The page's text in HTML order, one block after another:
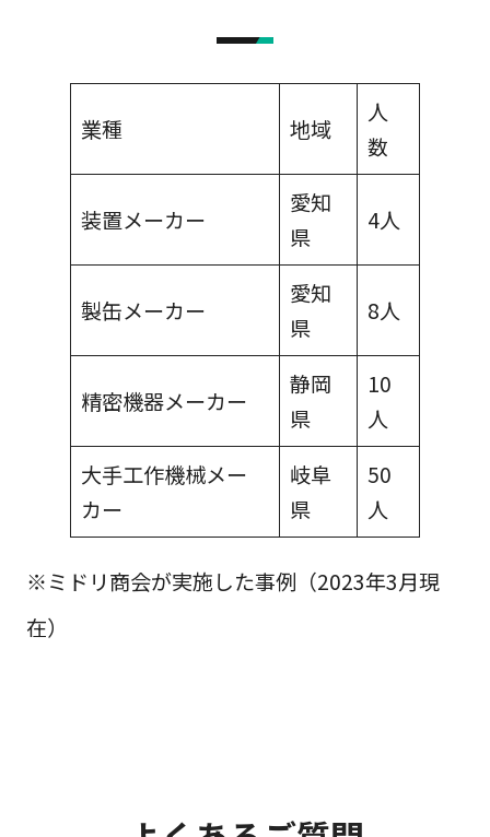
業種 地域
人
数
装置メーカー
愛知
県
4人
製缶メーカー
愛知
県
8人
精密機器メーカー
静岡
県
10
人
大手工作機械メー
カー
岐阜
県
50
人
※ミドリ商会が実施した事例（2023年3月現
在）